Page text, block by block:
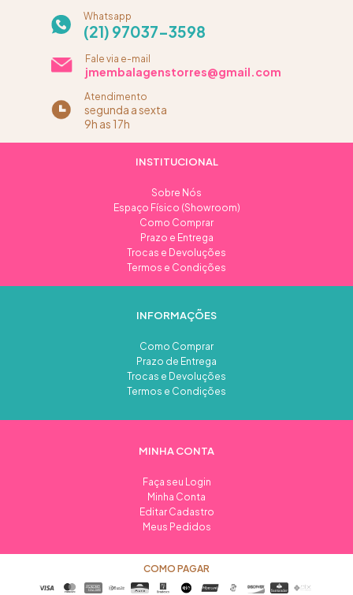
Whatsapp
(21) 97037-3598
Fale via e-mail
jmembalagenstorres@gmail.com
Atendimento
segunda a sexta
9h as 17h
INSTITUCIONAL
Sobre Nós
Espaço Físico (Showroom)
Como Comprar
Prazo e Entrega
Trocas e Devoluções
Termos e Condições
INFORMAÇÕES
Como Comprar
Prazo de Entrega
Trocas e Devoluções
Termos e Condições
MINHA CONTA
Faça seu Login
Minha Conta
Editar Cadastro
Meus Pedidos
COMO PAGAR